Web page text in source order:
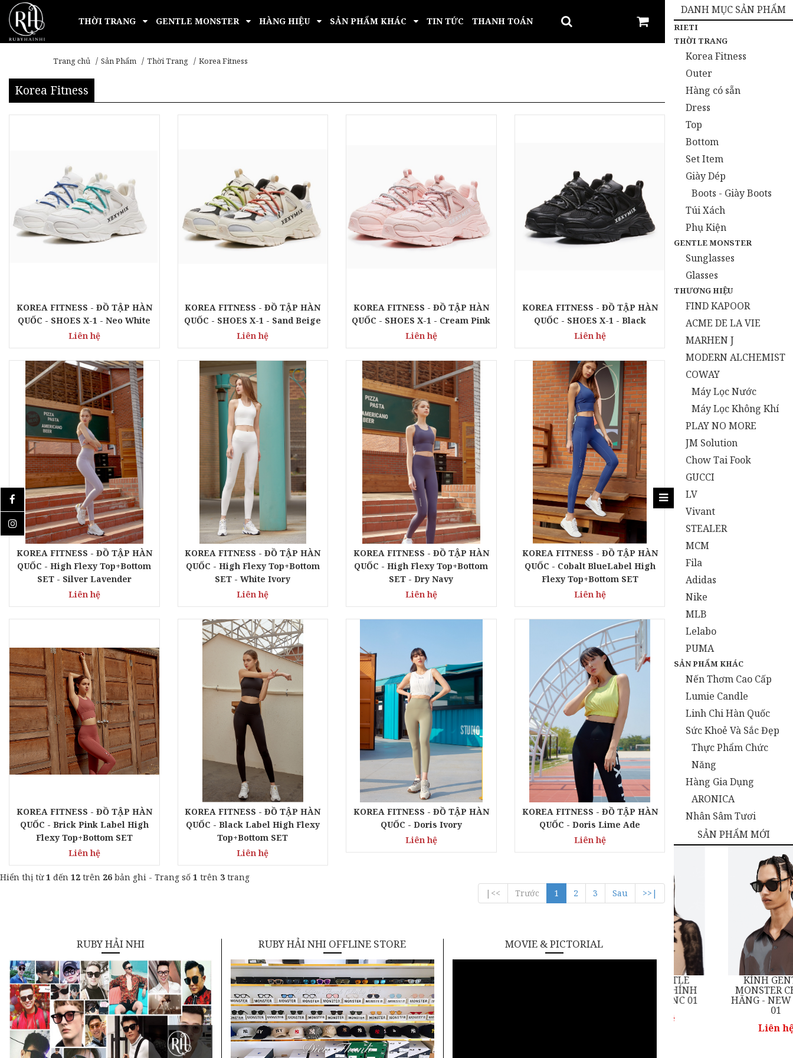
THỜI TRANG GENTLE MONSTER HÀNG HIỆU SẢN PHẨM KHÁC TIN TỨC THANH TOÁN
Trang chủ Sản Phẩm Thời Trang Korea Fitness
Korea Fitness
KOREA FITNESS - ĐỒ TẬP HÀN
QUỐC - SHOES X-1 - Neo White
Liên hệ
KOREA FITNESS - ĐỒ TẬP HÀN
QUỐC - SHOES X-1 - Sand Beige
Liên hệ
KOREA FITNESS - ĐỒ TẬP HÀN
QUỐC - SHOES X-1 - Cream Pink
Liên hệ
KOREA FITNESS - ĐỒ TẬP HÀN
QUỐC - SHOES X-1 - Black
Liên hệ
KOREA FITNESS - ĐỒ TẬP HÀN
QUỐC - High Flexy Top+Bottom
SET - Silver Lavender
Liên hệ
KOREA FITNESS - ĐỒ TẬP HÀN
QUỐC - High Flexy Top+Bottom
SET - White Ivory
Liên hệ
KOREA FITNESS - ĐỒ TẬP HÀN
QUỐC - High Flexy Top+Bottom
SET - Dry Navy
Liên hệ
KOREA FITNESS - ĐỒ TẬP HÀN
QUỐC - Cobalt BlueLabel High
Flexy Top+Bottom SET
Liên hệ
KOREA FITNESS - ĐỒ TẬP HÀN
QUỐC - Brick Pink Label High
Flexy Top+Bottom SET
Liên hệ
KOREA FITNESS - ĐỒ TẬP HÀN
QUỐC - Black Label High Flexy
Top+Bottom SET
Liên hệ
KOREA FITNESS - ĐỒ TẬP HÀN
QUỐC - Doris Ivory
Liên hệ
KOREA FITNESS - ĐỒ TẬP HÀN
QUỐC - Doris Lime Ade
Liên hệ
Hiển thị từ1 đến 12 trên 26 bản ghi - Trang số 1 trên 3 trang
|<<
Trước 1 2 3 Sau >>|
RUBY HẢI NHI RUBY HẢI NHI OFFLINE STORE MOVIE & PICTORIAL
DANH MỤC SẢN PHẨM
RIETI
THỜI TRANG
Korea Fitness
Outer
Hàng có sẵn
Dress
Top
Bottom
Set Item
Giày Dép
Boots - Giày Boots
Túi Xách
Phụ Kiện
GENTLE MONSTER
Sunglasses
Glasses
THƯƠNG HIỆU
FIND KAPOOR
ACME DE LA VIE
MARHEN J
MODERN ALCHEMIST
COWAY
Máy Lọc Nước
Máy Lọc Không Khí
PLAY NO MORE
JM Solution
Chow Tai Fook
GUCCI
LV
Vivant
STEALER
MCM
Fila
Adidas
Nike
MLB
Lelabo
PUMA
SẢN PHẨM KHÁC
Nến Thơm Cao Cấp
Lumie Candle
Linh Chi Hàn Quốc
Sức Khoẻ Và Sắc Đẹp
Thực Phẩm Chức
Năng
Hàng Gia Dụng
ARONICA
Nhân Sâm Tươi
SẢN PHẨM MỚI
KÍNH GENTLE
MONSTER CHÍNH
HÃNG - SAVAGE 01
Liên hệ
KÍNH GENTLE
MONSTER CHÍNH
HÃNG - NEW BORN